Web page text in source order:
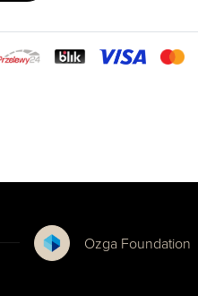
Ozga Foundation